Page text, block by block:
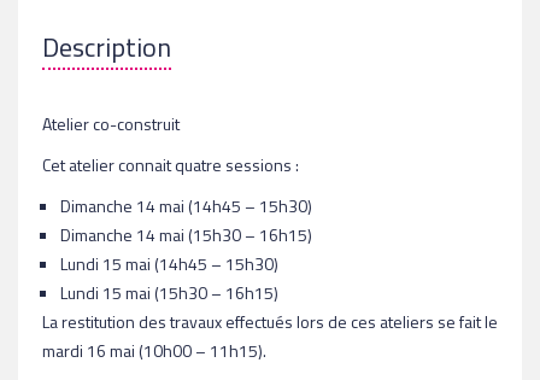
Atelier co-construit
Cet atelier connait quatre sessions :
Dimanche 14 mai (14h45 – 15h30)
Dimanche 14 mai (15h30 – 16h15)
Lundi 15 mai (14h45 – 15h30)
Lundi 15 mai (15h30 – 16h15)
La restitution des travaux effectués lors de ces ateliers se fait le
mardi 16 mai (10h00 – 11h15).